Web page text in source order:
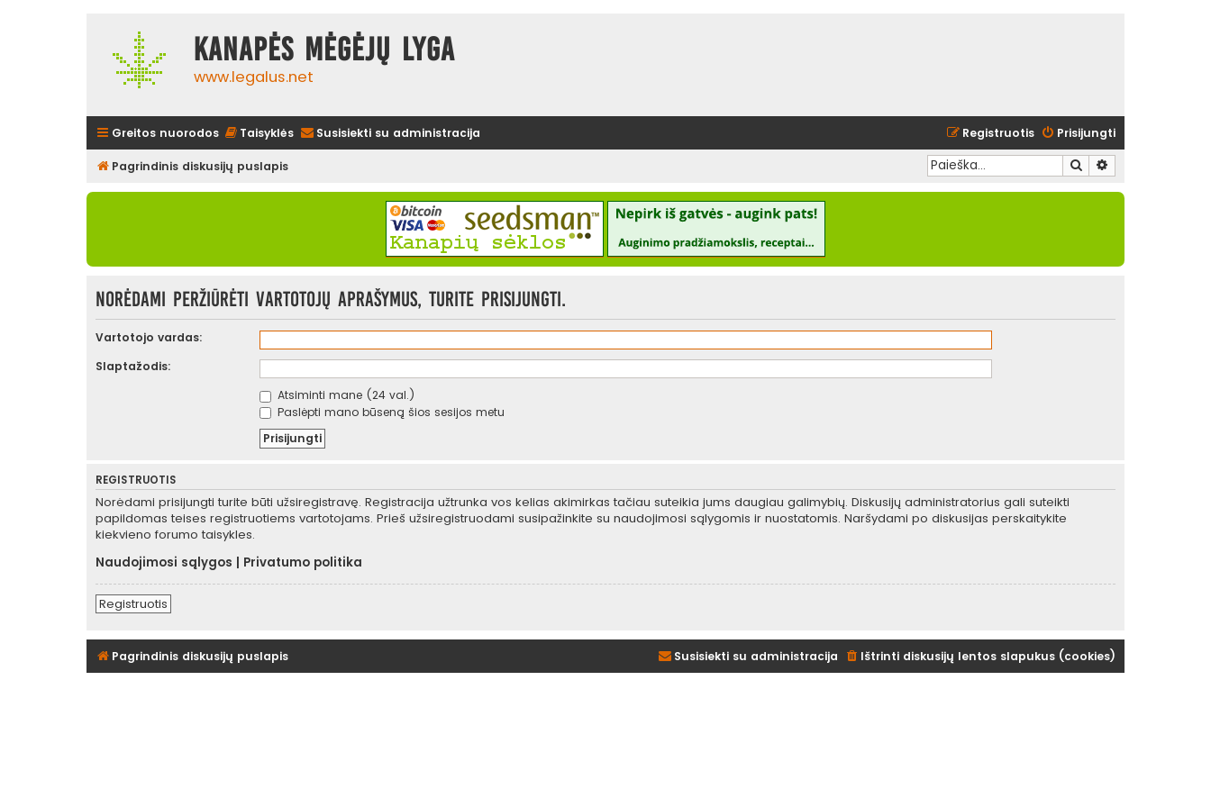
Kanapės mėgėjų lyga
www.legalus.net
Greitos nuorodos Taisyklės Susisiekti su administracija Prisijungti
Registruotis
Pagrindinis diskusijų puslapis Ieškoti
Norėdami peržiūrėti vartotojų aprašymus, turite prisijungti.
Vartotojo vardas:
Slaptažodis:
Atsiminti mane (24 val.)
Paslėpti mano būseną šios sesijos metu
REGISTRUOTIS
Norėdami prisijungti turite būti užsiregistravę. Registracija užtrunka vos kelias akimirkas tačiau suteikia jums daugiau galimybių. Diskusijų administratorius gali suteikti
papildomas teises registruotiems vartotojams. Prieš užsiregistruodami susipažinkite su naudojimosi sąlygomis ir nuostatomis. Naršydami po diskusijas perskaitykite
kiekvieno forumo taisykles.
Naudojimosi sąlygos
Privatumo politika
Registruotis
Pagrindinis diskusijų puslapis Ištrinti diskusijų lentos slapukus (cookies)
Susisiekti su administracija